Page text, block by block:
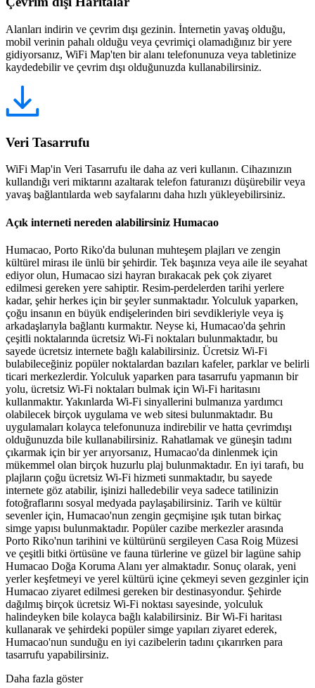
Alanları indirin ve çevrim dışı gezinin. İnternetin yavaş olduğu,
mobil verinin pahalı olduğu veya çevrimiçi olamadığınız bir yere
gidiyorsanız, WiFi Map'ten bir alanı telefonunuza veya tabletinize
kaydedebilir ve çevrim dışı olduğunuzda kullanabilirsiniz.
Veri Tasarrufu
WiFi Map'in Veri Tasarrufu ile daha az veri kullanın. Cihazınızın
kullandığı veri miktarını azaltarak telefon faturanızı düşürebilir veya
yavaş bağlantılarda web sayfalarını daha hızlı yükleyebilirsiniz.
Açık interneti nereden alabilirsiniz Humacao
Humacao, Porto Riko'da bulunan muhteşem plajları ve zengin
kültürel mirası ile ünlü bir şehirdir. Tek başınıza veya aile ile seyahat
ediyor olun, Humacao sizi hayran bırakacak pek çok ziyaret
edilmesi gereken yere sahiptir. Resim-perdelerden tarihi yerlere
kadar, şehir herkes için bir şeyler sunmaktadır. Yolculuk yaparken,
çoğu insanın en büyük endişelerinden biri sevdikleriyle veya iş
arkadaşlarıyla bağlantı kurmaktır. Neyse ki, Humacao'da şehrin
çeşitli noktalarında ücretsiz Wi-Fi noktaları bulunmaktadır, bu
sayede ücretsiz internete bağlı kalabilirsiniz. Ücretsiz Wi-Fi
bulabileceğiniz popüler noktalardan bazıları kafeler, parklar ve belirli
ticari merkezlerdir. Yolculuk yaparken para tasarrufu yapmanın bir
yolu, ücretsiz Wi-Fi noktaları bulmak için Wi-Fi haritasını
kullanmaktır. Yakınlarda Wi-Fi sinyallerini bulmanıza yardımcı
olabilecek birçok uygulama ve web sitesi bulunmaktadır. Bu
uygulamaları kolayca telefonunuza indirebilir ve hatta çevrimdışı
olduğunuzda bile kullanabilirsiniz. Rahatlamak ve güneşin tadını
çıkarmak için bir yer arıyorsanız, Humacao'da dinlenmek için
mükemmel olan birçok huzurlu plaj bulunmaktadır. En iyi tarafı, bu
plajların çoğu ücretsiz Wi-Fi hizmeti sunmaktadır, bu sayede
internete göz atabilir, işinizi halledebilir veya sadece tatilinizin
fotoğraflarını sosyal medyada paylaşabilirsiniz. Tarih ve kültür
sevenler için, Humacao'nun zengin geçmişine ışık tutan birkaç
simge yapısı bulunmaktadır. Popüler cazibe merkezler arasında
Porto Riko'nun tarihini ve kültürünü sergileyen Casa Roig Müzesi
ve çeşitli bitki örtüsüne ve fauna türlerine ve güzel bir lagüne sahip
Humacao Doğa Koruma Alanı yer almaktadır. Sonuç olarak, yeni
yerler keşfetmeyi ve yerel kültürü içine çekmeyi seven gezginler için
Humacao ziyaret edilmesi gereken bir destinasyondur. Şehirde
dağılmış birçok ücretsiz Wi-Fi noktası sayesinde, yolculuk
halindeyken bile kolayca bağlı kalabilirsiniz. Bir Wi-Fi haritası
kullanarak ve şehirdeki popüler simge yapıları ziyaret ederek,
Humacao'nun sunduğu en iyi cazibelerin tadını çıkarırken para
tasarrufu yapabilirsiniz.
Daha fazla göster